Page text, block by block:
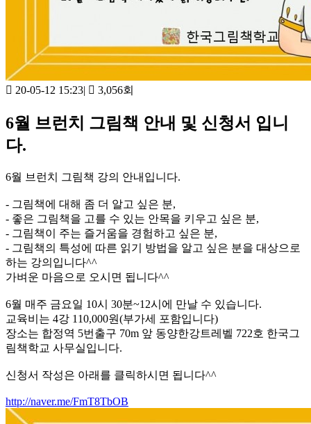
20-05-12 15:23| 3,056회
6월 브런치 그림책 안내 및 신청서 입니
다.
6월 브런치 그림책 강의 안내입니다.
- 그림책에 대해 좀 더 알고 싶은 분,
- 좋은 그림책을 고를 수 있는 안목을 키우고 싶은 분,
- 그림책이 주는 즐거움을 경험하고 싶은 분,
- 그림책의 특성에 따른 읽기 방법을 알고 싶은 분을 대상으로
하는 강의입니다^^
가벼운 마음으로 오시면 됩니다^^
6월 매주 금요일 10시 30분~12시에 만날 수 있습니다.
교육비는 4강 110,000원(부가세 포함입니다)
장소는 합정역 5번출구 70m 앞 동양한강트레벨 722호 한국그
림책학교 사무실입니다.
신청서 작성은 아래를 클릭하시면 됩니다^^
http://naver.me/FmT8TbOB